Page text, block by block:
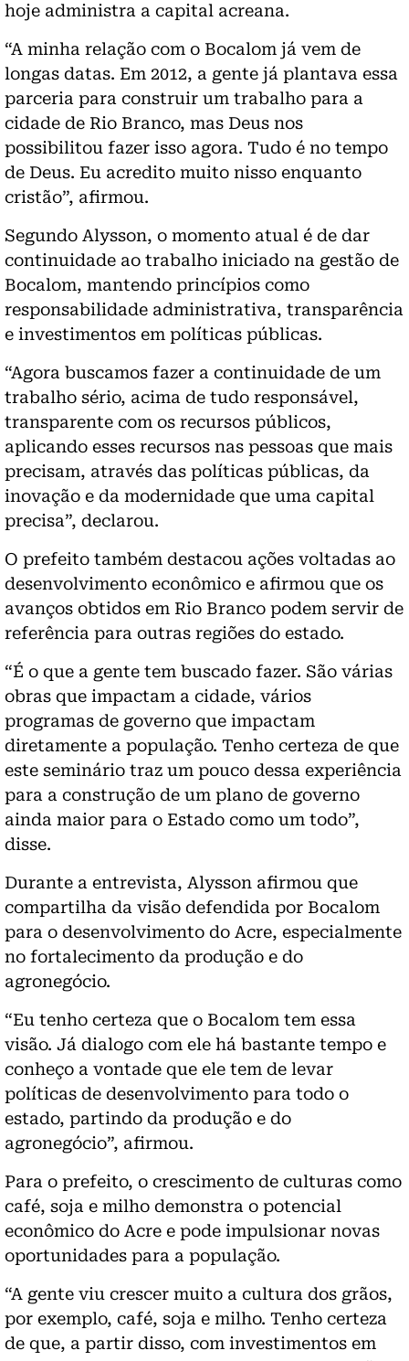
hoje administra a capital acreana.
“A minha relação com o Bocalom já vem de
longas datas. Em 2012, a gente já plantava essa
parceria para construir um trabalho para a
cidade de Rio Branco, mas Deus nos
possibilitou fazer isso agora. Tudo é no tempo
de Deus. Eu acredito muito nisso enquanto
cristão”, afirmou.
Segundo Alysson, o momento atual é de dar
continuidade ao trabalho iniciado na gestão de
Bocalom, mantendo princípios como
responsabilidade administrativa, transparência
e investimentos em políticas públicas.
“Agora buscamos fazer a continuidade de um
trabalho sério, acima de tudo responsável,
transparente com os recursos públicos,
aplicando esses recursos nas pessoas que mais
precisam, através das políticas públicas, da
inovação e da modernidade que uma capital
precisa”, declarou.
O prefeito também destacou ações voltadas ao
desenvolvimento econômico e afirmou que os
avanços obtidos em Rio Branco podem servir de
referência para outras regiões do estado.
“É o que a gente tem buscado fazer. São várias
obras que impactam a cidade, vários
programas de governo que impactam
diretamente a população. Tenho certeza de que
este seminário traz um pouco dessa experiência
para a construção de um plano de governo
ainda maior para o Estado como um todo”,
disse.
Durante a entrevista, Alysson afirmou que
compartilha da visão defendida por Bocalom
para o desenvolvimento do Acre, especialmente
no fortalecimento da produção e do
agronegócio.
“Eu tenho certeza que o Bocalom tem essa
visão. Já dialogo com ele há bastante tempo e
conheço a vontade que ele tem de levar
políticas de desenvolvimento para todo o
estado, partindo da produção e do
agronegócio”, afirmou.
Para o prefeito, o crescimento de culturas como
café, soja e milho demonstra o potencial
econômico do Acre e pode impulsionar novas
oportunidades para a população.
“A gente viu crescer muito a cultura dos grãos,
por exemplo, café, soja e milho. Tenho certeza
de que, a partir disso, com investimentos em